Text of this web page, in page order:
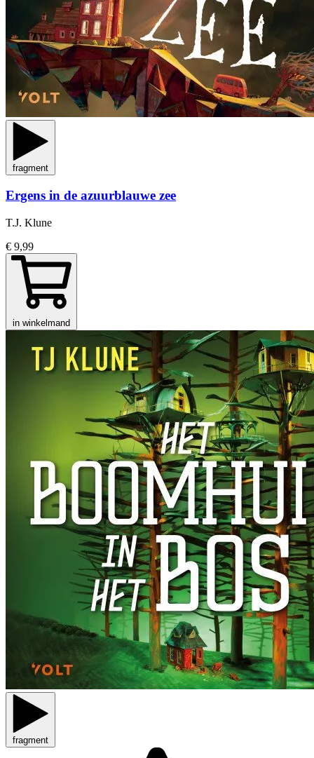
fragment
Ergens in de azuurblauwe zee
T.J. Klune
€ 9,99
in winkelmand
fragment